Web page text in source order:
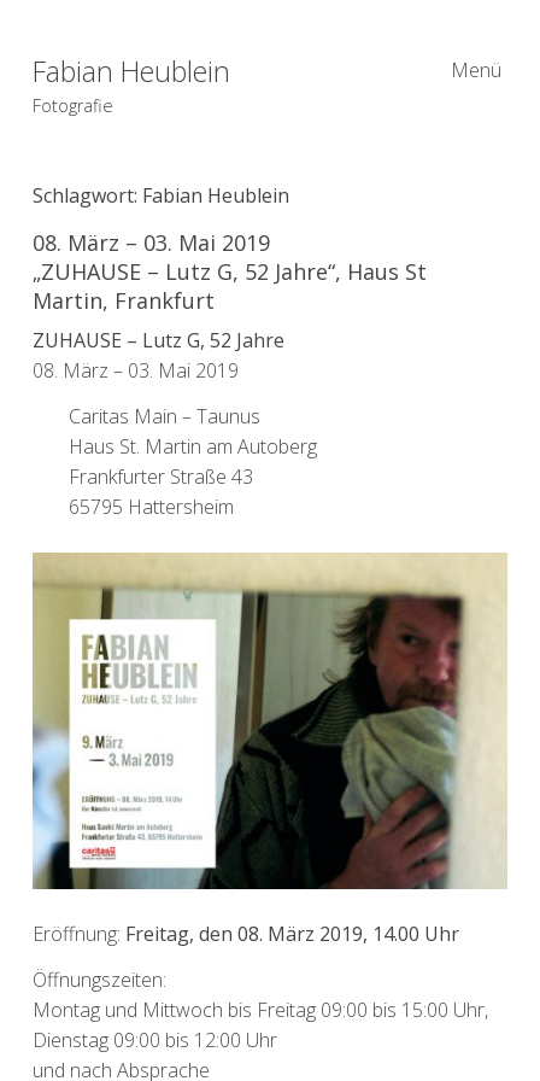
Fabian Heublein
Fotografie
Menü
Schlagwort: Fabian Heublein
08. März – 03. Mai 2019
„ZUHAUSE – Lutz G, 52 Jahre“, Haus St
Martin, Frankfurt
ZUHAUSE – Lutz G, 52 Jahre
08. März – 03. Mai 2019
Caritas Main – Taunus
Haus St. Martin am Autoberg
Frankfurter Straße 43
65795 Hattersheim
Eröffnung: Freitag, den 08. März 2019, 14.00 Uhr
Öffnungszeiten:
Montag und Mittwoch bis Freitag 09:00 bis 15:00 Uhr,
Dienstag 09:00 bis 12:00 Uhr
und nach Absprache